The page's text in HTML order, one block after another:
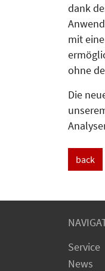
dank
mit
ohne
Die
back
Service
News